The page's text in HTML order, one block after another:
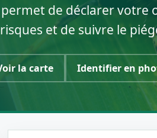
de déclarer
et de suivre le
la carte Identifier en